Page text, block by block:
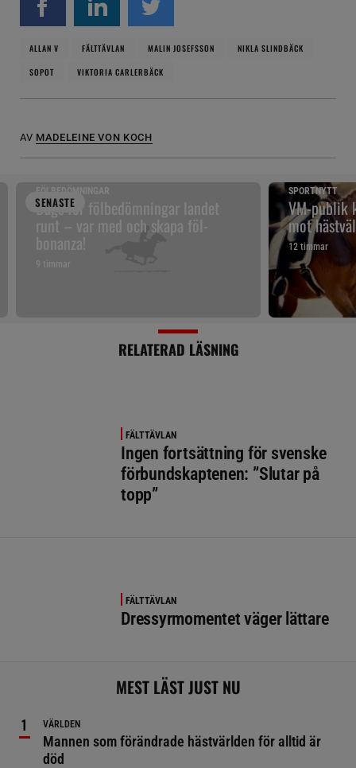
ALLAN V FÄLTTÄVLAN MALIN JOSEFSSON
NIKLA SLINDBÄCK
SOPOT
VIKTORIA CARLERBÄCK
AV MADELEINE VON KOCH
SENASTE
FÖLBEDÖMNINGAR
Dags för fölbedömningar landet
runt – var med och skapa föl-
bonanza!
9 timmar
SPORTNYTT
VM-publik
mot
12 timmar
RELATERAD LÄSNING
FÄLTTÄVLAN
Ingen fortsättning för svenske
förbundskaptenen: ”Slutar på
topp”
FÄLTTÄVLAN
Dressyrmomentet väger lättare
MEST LÄST JUST NU
VÄRLDEN
Mannen som förändrade hästvärlden för alltid är
död